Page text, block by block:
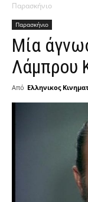
Παρασκήνιο
Παρασκήνιο
Μία
Λάμπρου
Από Ελληνικος